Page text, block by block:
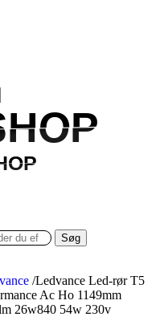
Søg
/Ledvance Led-rør T5
Ac Ho 1149mm
26w840 54w 230v